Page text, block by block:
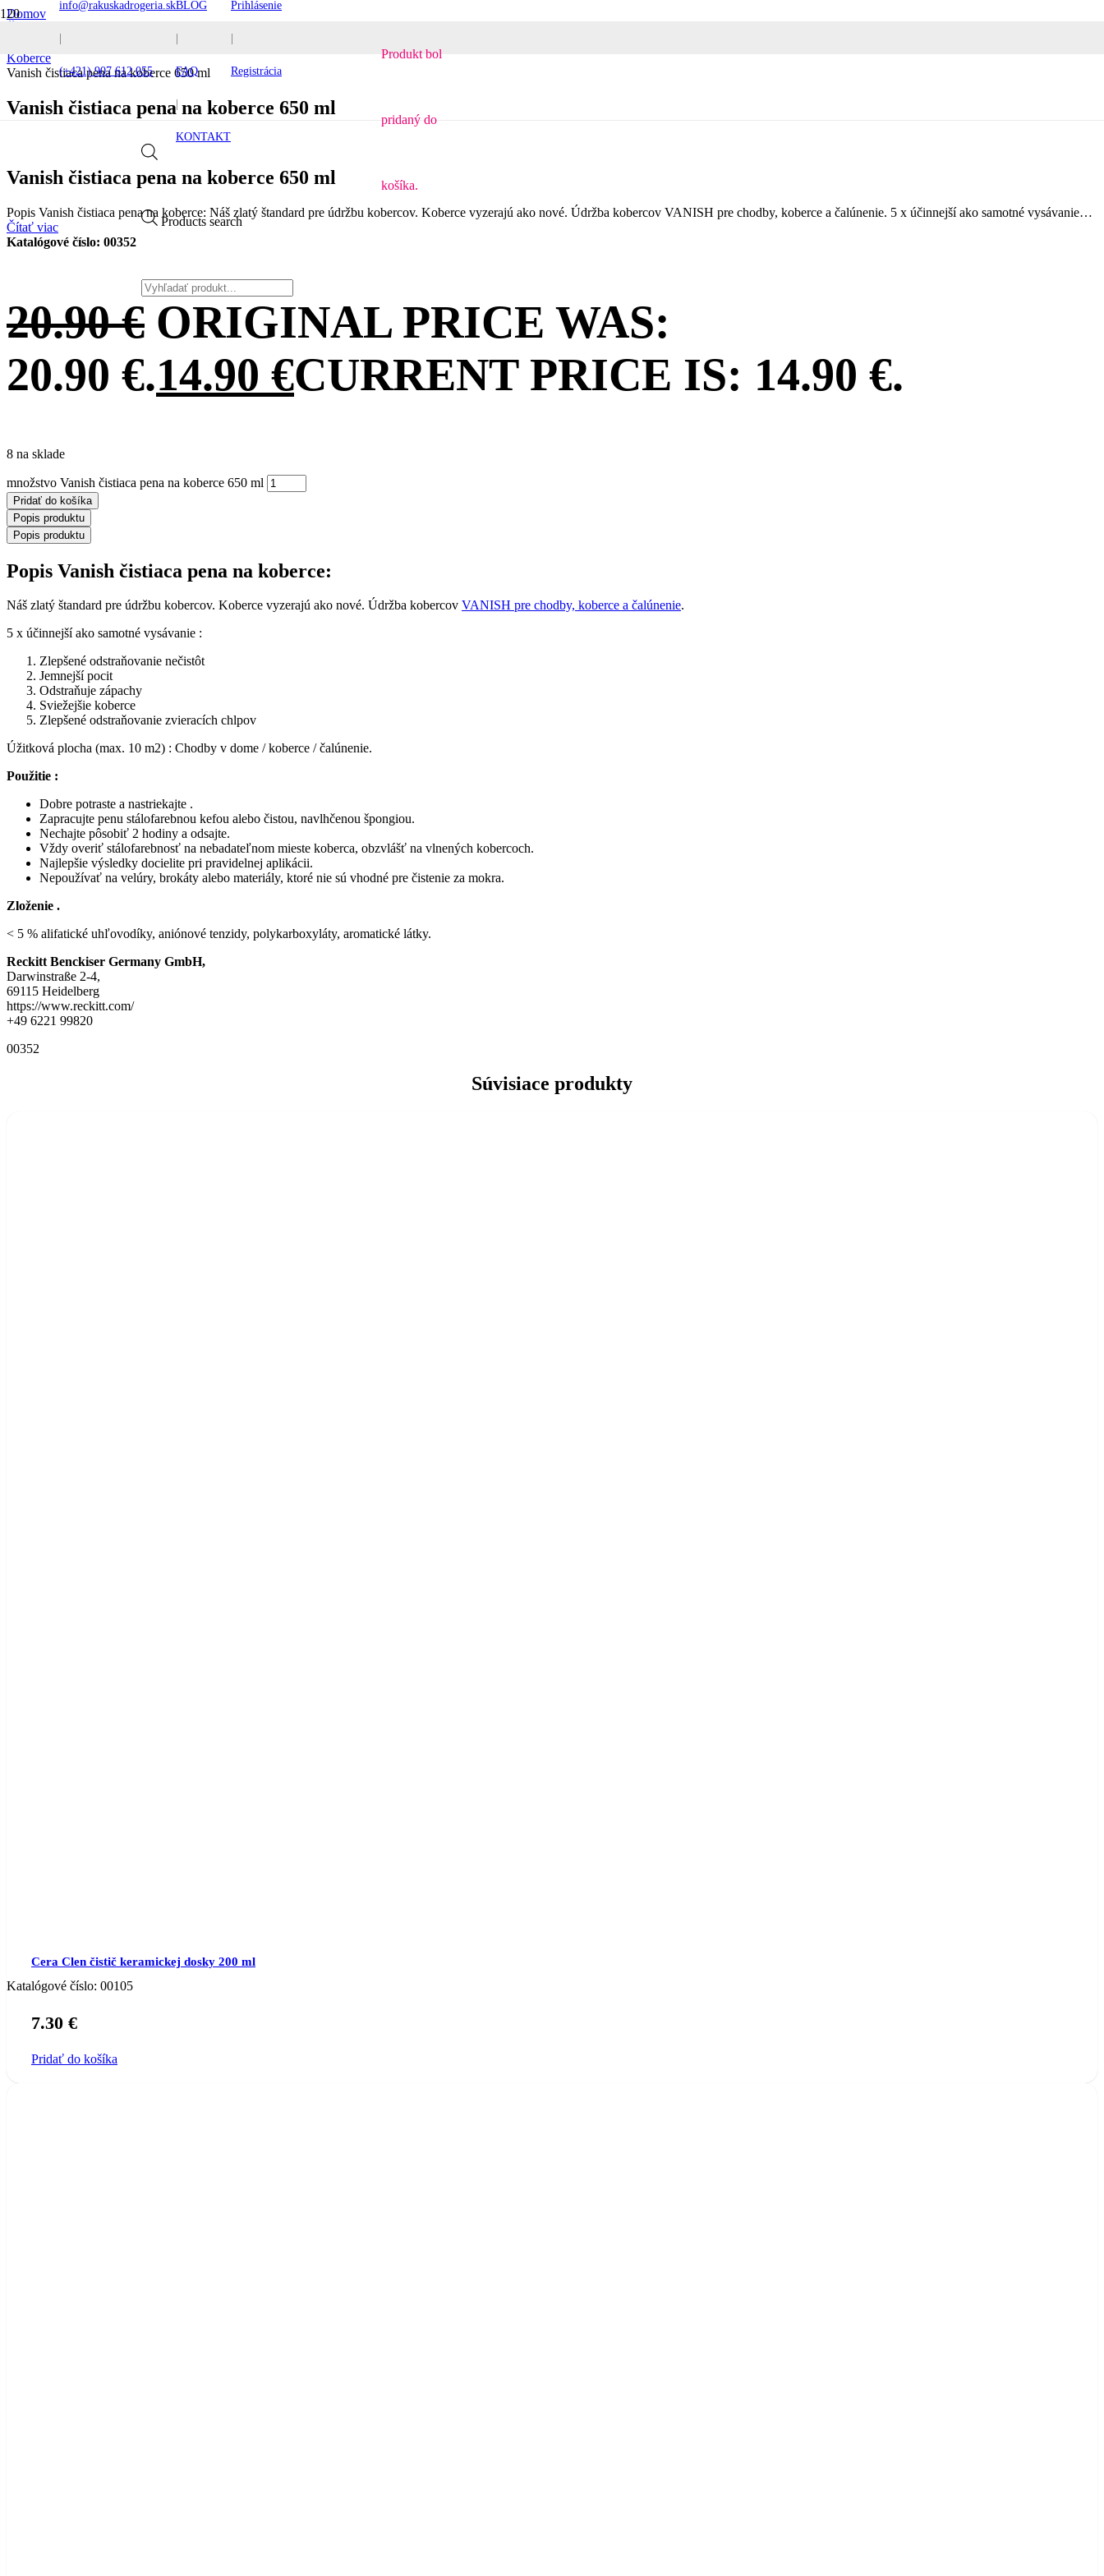
info@rakuskadrogeria.sk
|
(+421) 907 612 055
BLOG
|
FAQ
|
KONTAKT
Prihlásenie
|
Registrácia
Products search
Produktbol
pridaný do
košíka.
Domov
Koberce
Vanish čistiaca pena na koberce 650 ml
Vanish čistiaca pena na koberce 650 ml
Vanish čistiaca pena na koberce 650 ml
Popis Vanish čistiaca pena na koberce: Náš zlatý štandard pre údržbu kobercov. Koberce vyzerajú ako nové. Údržba kobercov VANISH pre chodby, koberce a čalúnenie. 5 x účinnejší ako samotné vysávanie…
Čítať viac
Katalógové číslo: 00352
20.90€ ORIGINAL PRICE WAS:
20.90 €.14.90 €CURRENT PRICE IS: 14.90 €.
8 na sklade
množstvo Vanish čistiaca pena na koberce 650 ml
Pridať do košíka
Popis produktu
Popis produktu
Popis Vanish čistiaca pena na koberce:
Náš zlatý štandard pre údržbu kobercov. Koberce vyzerajú ako nové. Údržba kobercov VANISH pre chodby, koberce a čalúnenie.
5 x účinnejší ako samotné vysávanie :
Zlepšené odstraňovanie nečistôt
Jemnejší pocit
Odstraňuje zápachy
Sviežejšie koberce
Zlepšené odstraňovanie zvieracích chlpov
Úžitková plocha (max. 10 m2) : Chodby v dome / koberce / čalúnenie.
Použitie :
Dobre potraste a nastriekajte .
Zapracujte penu stálofarebnou kefou alebo čistou, navlhčenou špongiou.
Nechajte pôsobiť 2 hodiny a odsajte.
Vždy overiť stálofarebnosť na nebadateľnom mieste koberca, obzvlášť na vlnených kobercoch.
Najlepšie výsledky docielite pri pravidelnej aplikácii.
Nepoužívať na velúry, brokáty alebo materiály, ktoré nie sú vhodné pre čistenie za mokra.
Zloženie .
< 5 % alifatické uhľovodíky, aniónové tenzidy, polykarboxyláty, aromatické látky.
Reckitt Benckiser Germany GmbH,
Darwinstraße 2-4,
69115 Heidelberg
https://www.reckitt.com/
+49 6221 99820
00352
Súvisiace produkty
Cera Clen čistič keramickej dosky 200 ml
Katalógové číslo: 00105
7.30 €
Pridať do košíka